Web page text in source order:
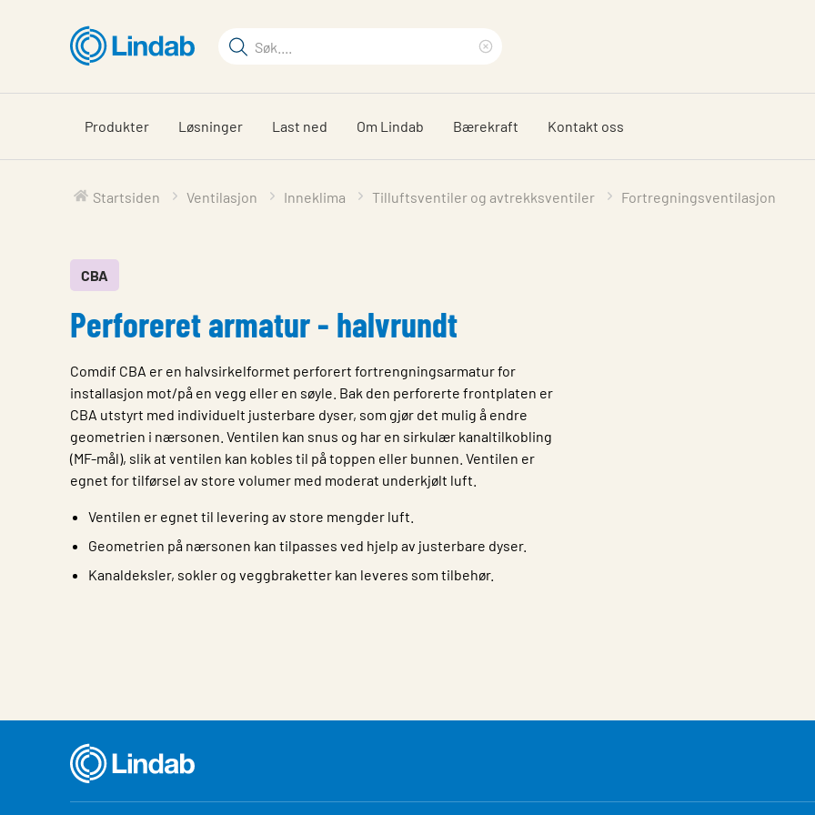
hovedinnhold
Søkeord
på
siden
search
phrase
Produkter Løsninger Last ned Om Lindab Bærekraft Kontakt oss
Startsiden Ventilasjon Inneklima Tilluftsventiler og avtrekksventiler Fortregningsventilasjon
CBA
Perforeret armatur - halvrundt
Comdif CBA er en halvsirkelformet perforert fortrengningsarmatur for
installasjon mot/på en vegg eller en søyle. Bak den perforerte frontplaten er
CBA utstyrt med individuelt justerbare dyser, som gjør det mulig å endre
geometrien i nærsonen. Ventilen kan snus og har en sirkulær kanaltilkobling
(MF-mål), slik at ventilen kan kobles til på toppen eller bunnen. Ventilen er
egnet for tilførsel av store volumer med moderat underkjølt luft.
Ventilen er egnet til levering av store mengder luft.
Geometrien på nærsonen kan tilpasses ved hjelp av justerbare dyser.
Kanaldeksler, sokler og veggbraketter kan leveres som tilbehør.